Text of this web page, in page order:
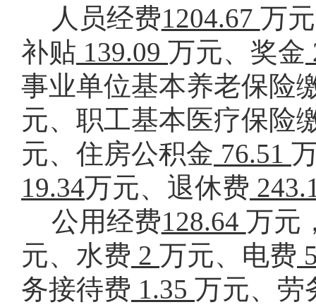
人员经费1204.67 万
补贴 139.09 万元、奖金
事业单位基本养老保险
元、职工基本医疗保险
元、住房公积金 76.51
19.34万元、退休费
公用经费128.64 万元
元、水费 2 万元、电费
务接待费 1.35 万元、劳